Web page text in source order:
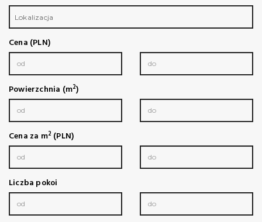
Lokalizacja
Cena (PLN)
Powierzchnia (m2)
Cena za m2 (PLN)
Liczba pokoi